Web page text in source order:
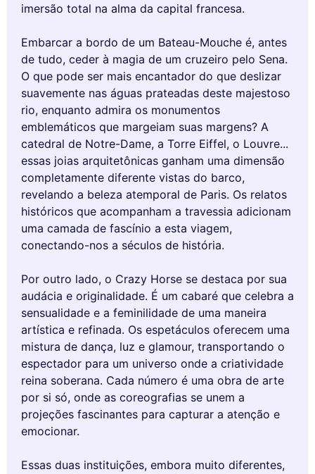
imersão total na alma da capital francesa.
Embarcar a bordo de um Bateau-Mouche é, antes
de tudo, ceder à magia de um cruzeiro pelo Sena.
O que pode ser mais encantador do que deslizar
suavemente nas águas prateadas deste majestoso
rio, enquanto admira os monumentos
emblemáticos que margeiam suas margens? A
catedral de Notre-Dame, a Torre Eiffel, o Louvre...
essas joias arquitetônicas ganham uma dimensão
completamente diferente vistas do barco,
revelando a beleza atemporal de Paris. Os relatos
históricos que acompanham a travessia adicionam
uma camada de fascínio a esta viagem,
conectando-nos a séculos de história.
Por outro lado, o Crazy Horse se destaca por sua
audácia e originalidade. É um cabaré que celebra a
sensualidade e a feminilidade de uma maneira
artística e refinada. Os espetáculos oferecem uma
mistura de dança, luz e glamour, transportando o
espectador para um universo onde a criatividade
reina soberana. Cada número é uma obra de arte
por si só, onde as coreografias se unem a
projeções fascinantes para capturar a atenção e
emocionar.
Essas duas instituições, embora muito diferentes,